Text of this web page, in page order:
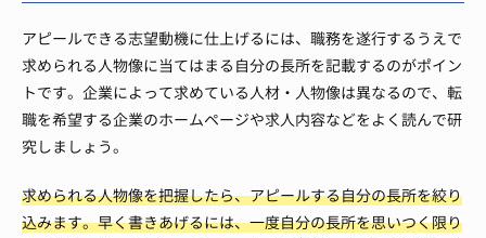
アピールできる志望動機に仕上げるには、職務を遂行するうえで
求められる人物像に当てはまる自分の長所を記載するのがポイン
トです。企業によって求めている人材・人物像は異なるので、転
職を希望する企業のホームページや求人内容などをよく読んで研
究しましょう。
求められる人物像を把握したら、アピールする自分の長所を絞り
込みます。早く書きあげるには、一度自分の長所を思いつく限り